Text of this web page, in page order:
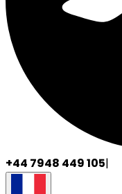
+44 7948 449 105|